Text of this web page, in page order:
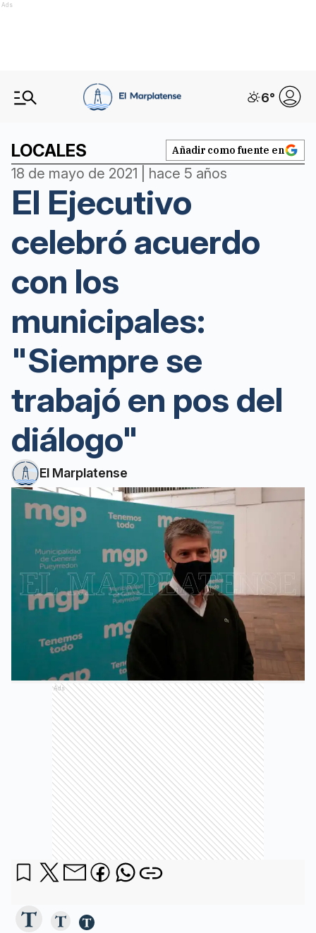
Ads
6°
LOCALES Añadir como fuente en
18 de mayo de 2021 | hace 5 años
El Ejecutivo
celebró acuerdo
con los
municipales:
"Siempre se
trabajó en pos del
diálogo"
El Marplatense
Ads